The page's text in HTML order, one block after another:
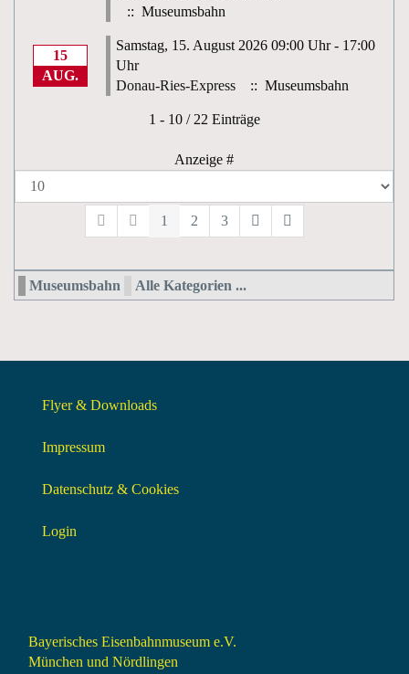
:: Museumsbahn
15
AUG.
Samstag, 15. August 2026 09:00 Uhr - 17:00
Uhr
Donau-Ries-Express
:: Museumsbahn
Limite der Paginierungsliste
1 - 10 / 22 Einträge
Anzeige #
1 2 3
Museumsbahn Alle Kategorien ...
Flyer & Downloads
Impressum
Datenschutz & Cookies
Login
Bayerisches Eisenbahnmuseum e.V.
München und Nördlingen